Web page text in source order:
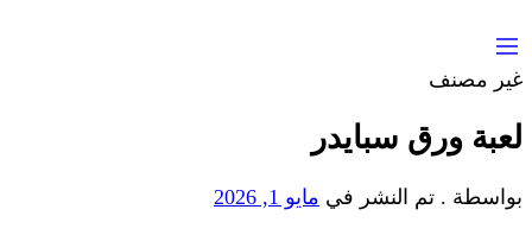
غير مصنف
لعبة ورق سبايدر
بواسطة . تم النشر في مايو 1, 2026